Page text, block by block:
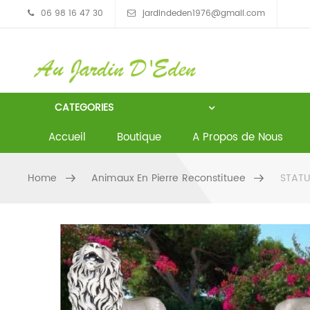
06 98 16 47 30 jardindeden1976@gmail.com
CATEGORIES
Accueil Boutique A Propos de Nous
Home Animaux En Pierre Reconstituee
Skip to content